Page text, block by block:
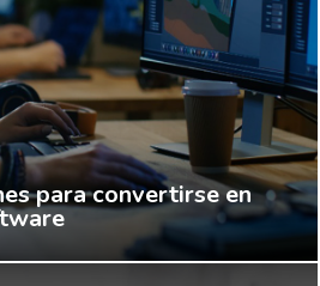
para convertirse en